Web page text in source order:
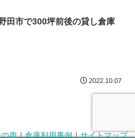
田市で300坪前後の貸し倉庫
2022.10.07
声｜倉庫利用事例｜サイトマップ